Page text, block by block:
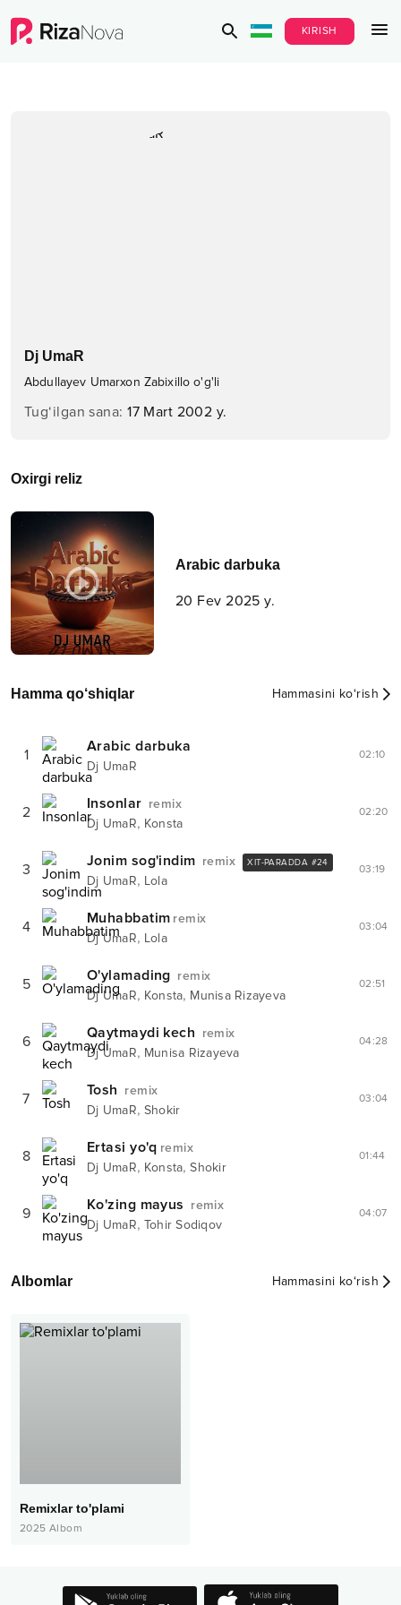
KIRISH
Dj UmaR
Abdullayev Umarxon Zabixillo o'g'li
Tug‘ilgan sana:17 Mart 2002 y.
Oxirgi reliz
Arabic darbuka
20 Fev 2025 y.
Hamma qo‘shiqlar Hammasini ko‘rish
1 Arabic darbuka
Dj UmaR
02:10
2 Insonlar remix
Dj UmaR, Konsta
02:20
3 Jonim sog'indim remix XIT-PARADDA #24
Dj UmaR, Lola
03:19
4 Muhabbatim remix
Dj UmaR, Lola
03:04
5 O'ylamading remix
Dj UmaR, Konsta, Munisa Rizayeva
02:51
6 Qaytmaydi kech remix
Dj UmaR, Munisa Rizayeva
04:28
7 Tosh remix
Dj UmaR, Shokir
03:04
8 Ertasi yo'q remix
Dj UmaR, Konsta,Shokir
01:44
9 Ko'zing mayus remix
Dj UmaR, Tohir Sodiqov
04:07
Albomlar Hammasini ko‘rish
Remixlar to'plami
2025 Albom